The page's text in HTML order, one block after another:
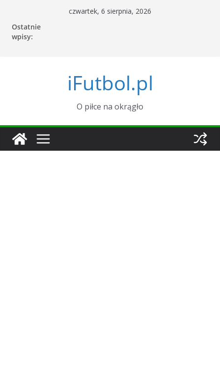
treści
czwartek, 6 sierpnia, 2026
Ostatnie
wpisy:
iFutbol.pl
O piłce na okrągło